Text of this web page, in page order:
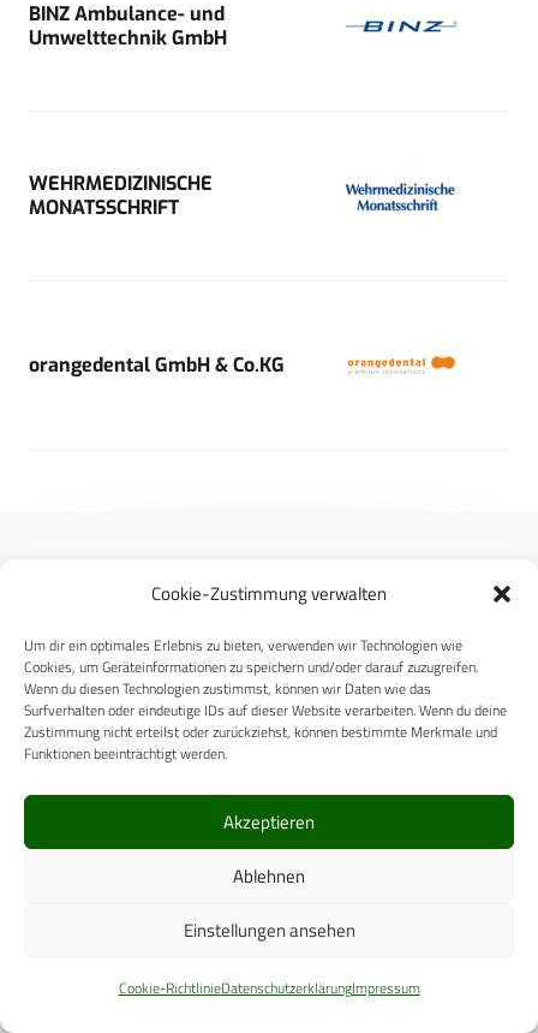
Cookie-Zustimmung verwalten
Um dir ein optimales Erlebnis zu bieten, verwenden wir Technologien wie
Cookies, um Geräteinformationen zu speichern und/oder darauf zuzugreifen.
Wenn du diesen Technologien zustimmst, können wir Daten wie das
Surfverhalten oder eindeutige IDs auf dieser Website verarbeiten. Wenn du deine
Zustimmung nicht erteilst oder zurückziehst, können bestimmte Merkmale und
Funktionen beeinträchtigt werden.
Akzeptieren
Ablehnen
Einstellungen ansehen
Cookie-RichtlinieDatenschutzerklärungImpressum
BINZ Ambulance- und
Umwelttechnik GmbH
WEHRMEDIZINISCHE
MONATSSCHRIFT
orangedental GmbH & Co.KG
Carl-Zeiss-Straße 5
53340 Meckenheim
Telefon: +49 (0)2225 / 88 89 – 0
digital@cpm-verlag.de